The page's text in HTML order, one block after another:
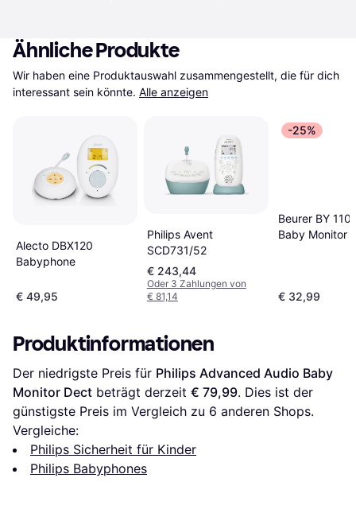
Ähnliche Produkte
Wir haben eine Produktauswahl zusammengestellt, die für dich
interessant sein könnte. Alle anzeigen
Alecto DBX120
Babyphone
€ 49,95
Philips Avent
SCD731/52
€ 243,44
Oder 3 Zahlungen von
€ 81,14
-25%
Beurer BY 110
Baby Monitor
€ 32,99
Produktinformationen
Der niedrigste Preis für Philips Advanced Audio Baby
Monitor Dect beträgt derzeit € 79,99. Dies ist der
günstigste Preis im Vergleich zu 6 anderen Shops.
Vergleiche:
Philips Sicherheit für Kinder
Philips Babyphones